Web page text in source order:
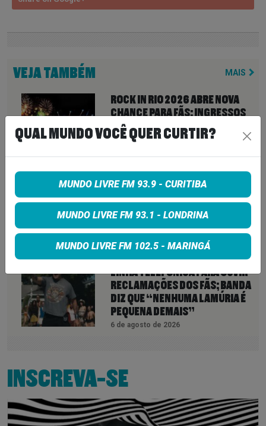
VEJA TAMBÉM MAIS
ROCK IN RIO 2026 ABRE NOVA
CHANCE PARA FÃS: INGRESSOS
VOLTAM À VENDA ATÉ PARA DIAS
ESGOTADOS
ZZ TOP CANCELA SHOW APÓS
INTRANSPONÍVEIS” E DEIXA FÃS
SEM EXPLICAÇÕES
6 de agosto de 2026
QUEENS OF THE STONE AGE CRIA
LINHA TELEFÔNICA PARA OUVIR
RECLAMAÇÕES DOS FÃS; BANDA
DIZ QUE “NENHUMA LAMÚRIA É
PEQUENA DEMAIS”
6 de agosto de 2026
INSCREVA-SE
QUAL MUNDO VOCÊ QUER CURTIR?
MUNDO LIVRE FM 93.9 - CURITIBA
MUNDO LIVRE FM 93.1 - LONDRINA
MUNDO LIVRE FM 102.5 - MARINGÁ